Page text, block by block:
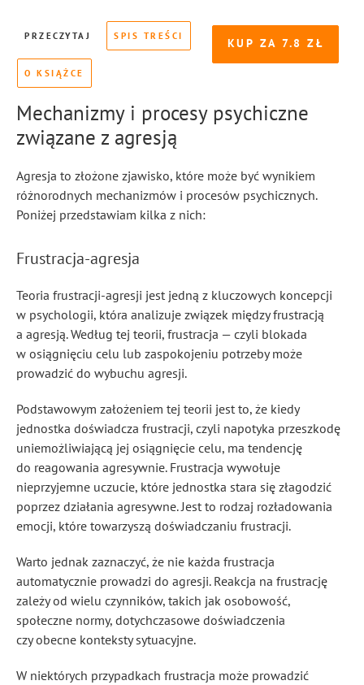
KUP ZA 7.8
PRZECZYTAJ SPIS TREŚCI
O KSIĄŻCE
Mechanizmy i procesy psychiczne
związane z agresją
Agresja to złożone zjawisko, które może być wynikiem
różnorodnych mechanizmów i procesów psychicznych.
Poniżej przedstawiam kilka z nich:
Frustracja-agresja
Teoria frustracji-agresji jest jedną z kluczowych koncepcji
w psychologii, która analizuje związek między frustracją
a agresją. Według tej teorii, frustracja — czyli blokada
w osiągnięciu celu lub zaspokojeniu potrzeby może
prowadzić do wybuchu agresji.
Podstawowym założeniem tej teorii jest to, że kiedy
jednostka doświadcza frustracji, czyli napotyka przeszkodę
uniemożliwiającą jej osiągnięcie celu, ma tendencję
do reagowania agresywnie. Frustracja wywołuje
nieprzyjemne uczucie, które jednostka stara się złagodzić
poprzez działania agresywne. Jest to rodzaj rozładowania
emocji, które towarzyszą doświadczaniu frustracji.
Warto jednak zaznaczyć, że nie każda frustracja
automatycznie prowadzi do agresji. Reakcja na frustrację
zależy od wielu czynników, takich jak osobowość,
społeczne normy, dotychczasowe doświadczenia
czy obecne konteksty sytuacyjne.
W niektórych przypadkach frustracja może prowadzić